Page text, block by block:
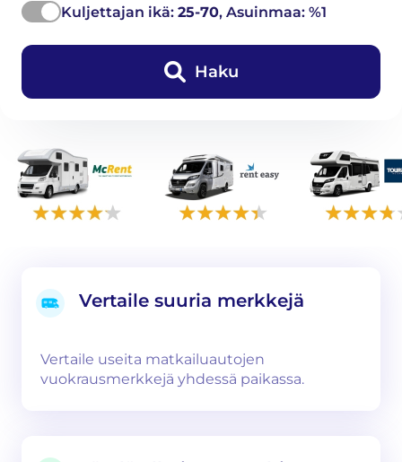
Kuljettajan ikä: 25-70, Asuinmaa: %1
Haku
Vertaile suuria merkkejä
Vertaile useita matkailuautojen
vuokrausmerkkejä yhdessä paikassa.